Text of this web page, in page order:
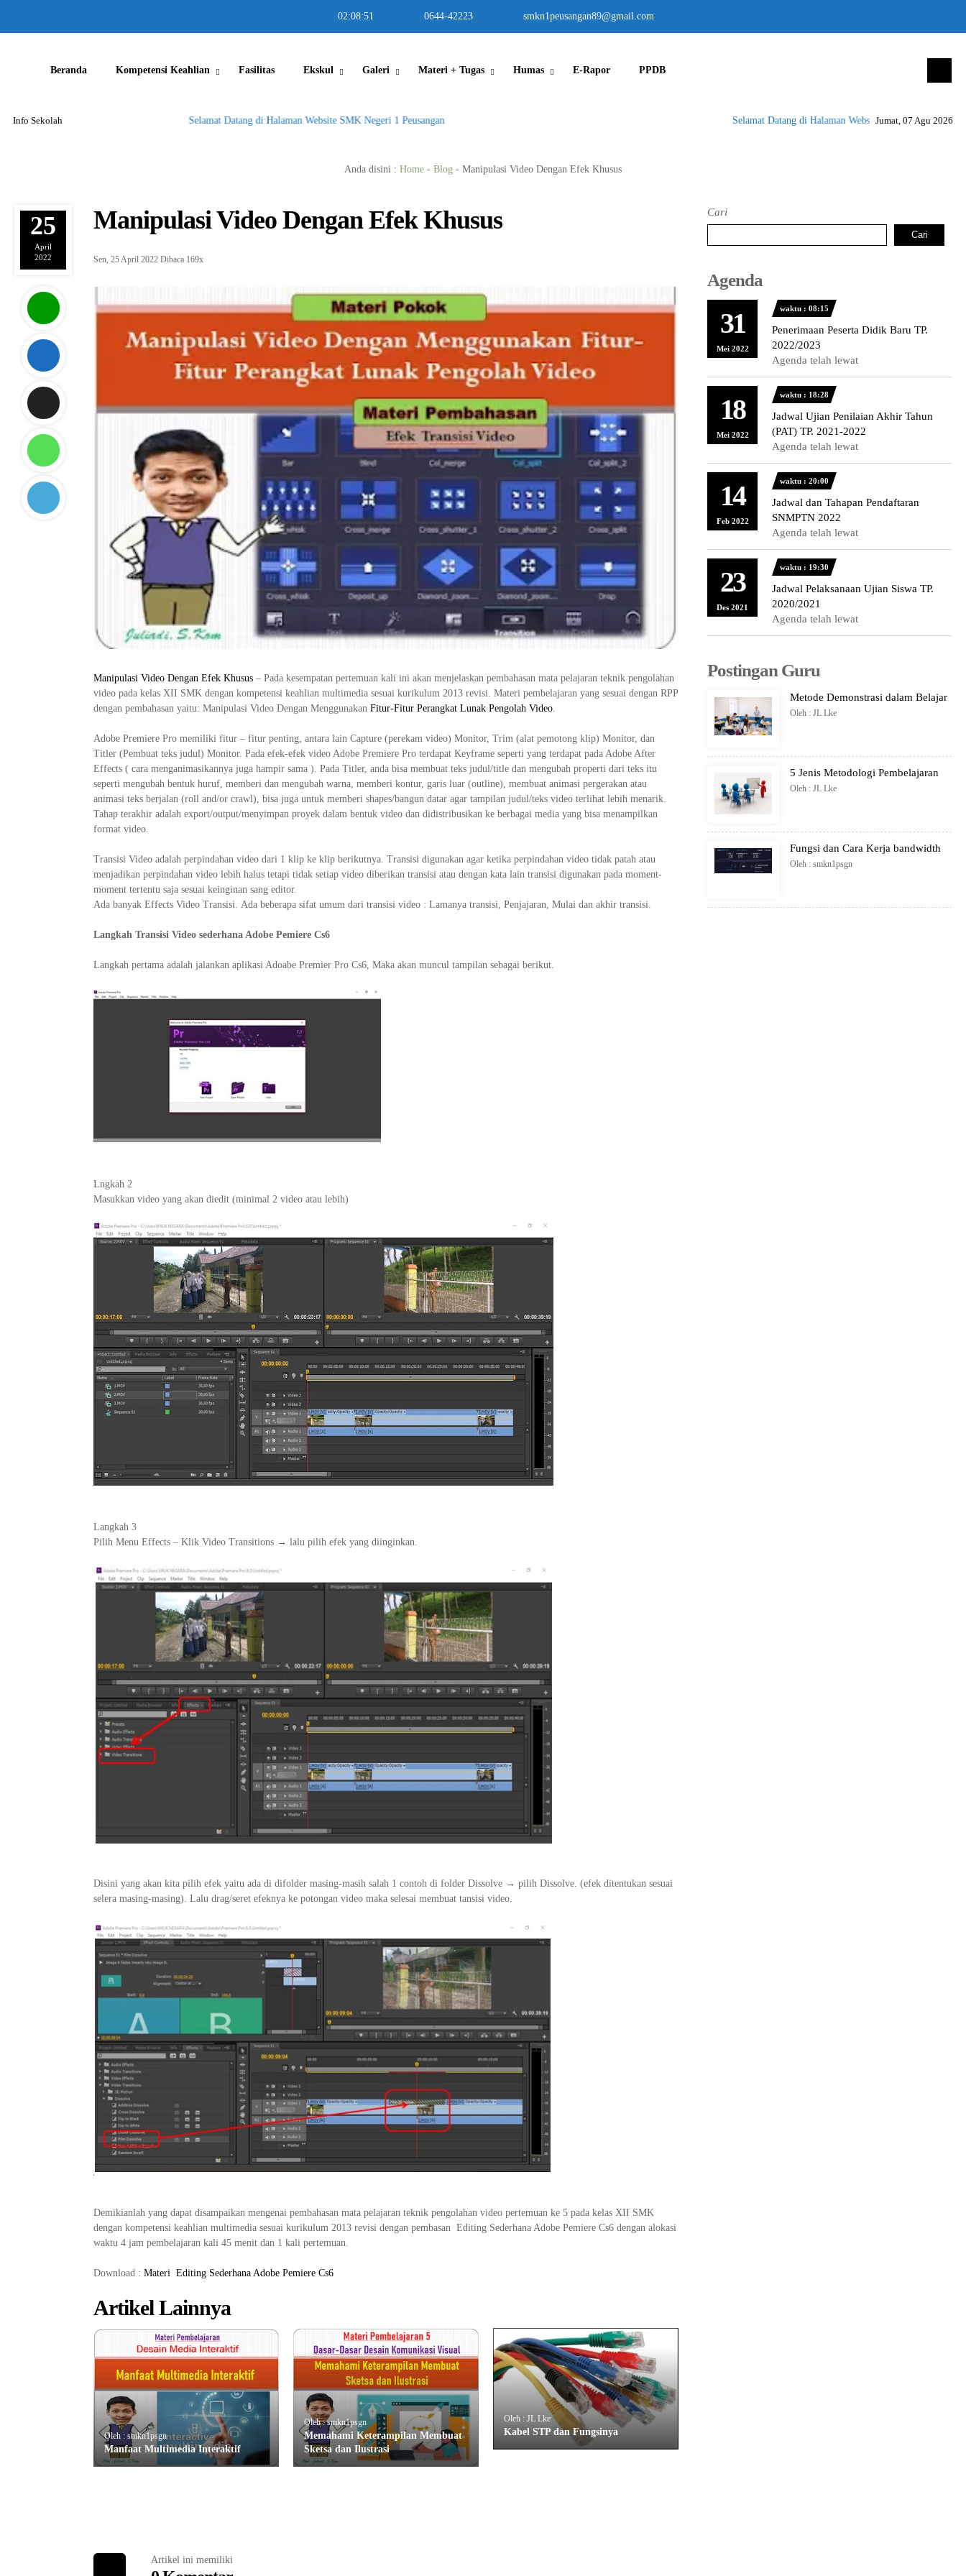
02:08:52 0644-42223 smkn1peusangan89@gmail.com
Beranda Kompetensi Keahlian Fasilitas Ekskul Galeri Materi + Tugas Humas E-Rapor PPDB
Info Sekolah Jumat, 07 Agu 2026
Selamat Datang di Halaman Website SMK Negeri 1 Peusangan
Selamat Datang di Halaman Website SMK Negeri 1 Peusangan
Anda disini : Home - Blog - Manipulasi Video Dengan Efek Khusus
25
April
2022
Manipulasi Video Dengan Efek Khusus
Sen, 25 April 2022 Dibaca 169x
Manipulasi Video Dengan Efek Khusus – Pada kesempatan pertemuan kali ini akan menjelaskan pembahasan mata pelajaran teknik pengolahan
video pada kelas XII SMK dengan kompetensi keahlian multimedia sesuai kurikulum 2013 revisi. Materi pembelajaran yang sesuai dengan RPP
dengan pembahasan yaitu: Manipulasi Video Dengan Menggunakan Fitur-Fitur Perangkat Lunak Pengolah Video.
Adobe Premiere Pro memiliki fitur – fitur penting, antara lain Capture (perekam video) Monitor, Trim (alat pemotong klip) Monitor, dan
Titler (Pembuat teks judul) Monitor. Pada efek-efek video Adobe Premiere Pro terdapat Keyframe seperti yang terdapat pada Adobe After
Effects ( cara menganimasikannya juga hampir sama ). Pada Titler, anda bisa membuat teks judul/title dan mengubah properti dari teks itu
seperti mengubah bentuk huruf, memberi dan mengubah warna, memberi kontur, garis luar (outline), membuat animasi pergerakan atau
animasi teks berjalan (roll and/or crawl), bisa juga untuk memberi shapes/bangun datar agar tampilan judul/teks video terlihat lebih menarik.
Tahap terakhir adalah export/output/menyimpan proyek dalam bentuk video dan didistribusikan ke berbagai media yang bisa menampilkan
format video.
Transisi Video adalah perpindahan video dari 1 klip ke klip berikutnya. Transisi digunakan agar ketika perpindahan video tidak patah atau
menjadikan perpindahan video lebih halus tetapi tidak setiap video diberikan transisi atau dengan kata lain transisi digunakan pada moment-
moment tertentu saja sesuai keinginan sang editor.
Ada banyak Effects Video Transisi. Ada beberapa sifat umum dari transisi video : Lamanya transisi, Penjajaran, Mulai dan akhir transisi.
Langkah Transisi Video sederhana Adobe Pemiere Cs6
Langkah pertama adalah jalankan aplikasi Adoabe Premier Pro Cs6, Maka akan muncul tampilan sebagai berikut.
Lngkah 2
Masukkan video yang akan diedit (minimal 2 video atau lebih)
Langkah 3
Pilih Menu Effects – Klik Video Transitions → lalu pilih efek yang diinginkan.
Disini yang akan kita pilih efek yaitu ada di difolder masing-masih salah 1 contoh di folder Dissolve → pilih Dissolve. (efek ditentukan sesuai
selera masing-masing). Lalu drag/seret efeknya ke potongan video maka selesai membuat tansisi video.
Demikianlah yang dapat disampaikan mengenai pembahasan mata pelajaran teknik pengolahan video pertemuan ke 5 pada kelas XII SMK
dengan kompetensi keahlian multimedia sesuai kurikulum 2013 revisi dengan pembasan Editing Sederhana Adobe Pemiere Cs6 dengan alokasi
waktu 4 jam pembelajaran kali 45 menit dan 1 kali pertemuan.
Download : Materi Editing Sederhana Adobe Pemiere Cs6
Artikel Lainnya
Oleh : smkn1psgn
Manfaat Multimedia Interaktif
Oleh : smkn1psgn
Memahami Keterampilan Membuat
Sketsa dan Ilustrasi
Oleh : JL Lke
Kabel STP dan Fungsinya
Artikel ini memiliki
Cari
Cari
Agenda
31
Mei 2022
waktu : 08:15
Penerimaan Peserta Didik Baru TP.
2022/2023
Agenda telah lewat
18
Mei 2022
waktu : 18:28
Jadwal Ujian Penilaian Akhir Tahun
(PAT) TP. 2021-2022
Agenda telah lewat
14
Feb 2022
waktu : 20:00
Jadwal dan Tahapan Pendaftaran
SNMPTN 2022
Agenda telah lewat
23
Des 2021
waktu : 19:30
Jadwal Pelaksanaan Ujian Siswa TP.
2020/2021
Agenda telah lewat
Postingan Guru
Metode Demonstrasi dalam Belajar
Oleh : JL Lke
5 Jenis Metodologi Pembelajaran
Oleh : JL Lke
Fungsi dan Cara Kerja bandwidth
Oleh : smkn1psgn